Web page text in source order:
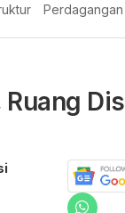
Perdagangan